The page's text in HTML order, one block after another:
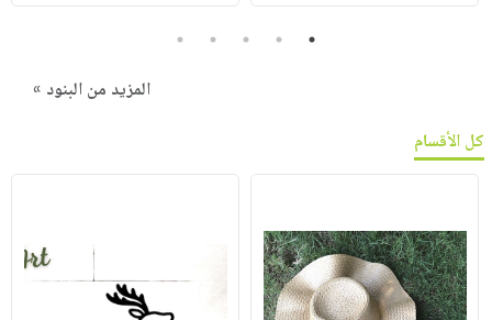
1
2
3
4
5
المزيد من البنود »
كل الأقسام